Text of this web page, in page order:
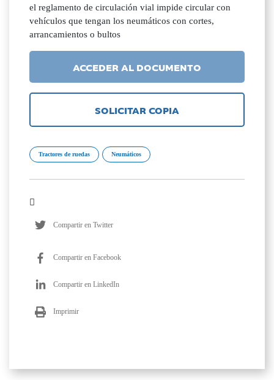
el reglamento de circulación vial impide circular con
vehículos que tengan los neumáticos con cortes,
arrancamientos o bultos
ACCEDER AL DOCUMENTO
SOLICITAR COPIA
Tractores de ruedas Neumáticos
Compartir en Twitter
Compartir en Facebook
Compartir en LinkedIn
Imprimir